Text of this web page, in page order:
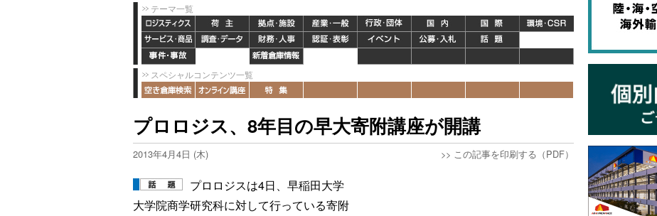
テーマ一覧
スペシャルコンテンツ一覧
プロロジス、8年目の早大寄附講座が開講
2013年4月4日 (木) >> この記事を印刷する（PDF）
プロロジスは4日、早稲田大学
大学院商学研究科に対して行っている寄附